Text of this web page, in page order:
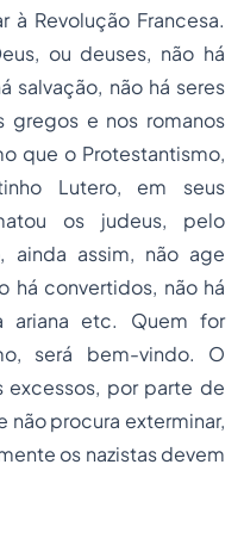
à Revolução Francesa.
ou deuses, não há
salvação, não há seres
gregos e nos romanos
que o Protestantismo,
Lutero, em seus
os judeus, pelo
ainda assim, não age
há convertidos, não há
ariana etc. Quem for
será bem-vindo. O
excessos, por parte de
não procura exterminar,
os nazistas devem